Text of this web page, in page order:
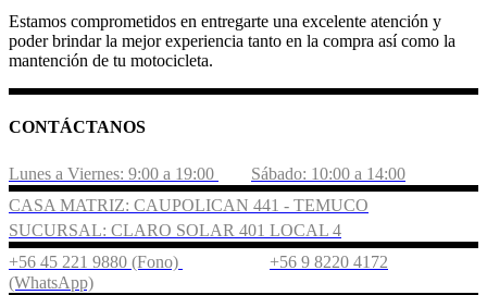
Estamos comprometidos en entregarte una excelente atención y
poder brindar la mejor experiencia tanto en la compra así como la
mantención de tu motocicleta.
CONTÁCTANOS
Lunes a Viernes: 9:00 a 19:00
Sábado: 10:00 a 14:00
CASA MATRIZ: CAUPOLICAN 441 - TEMUCO
SUCURSAL: CLARO SOLAR 401 LOCAL 4
+56 45 221 9880 (Fono)
+56 9 8220 4172
(WhatsApp)